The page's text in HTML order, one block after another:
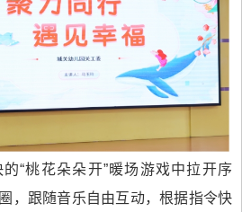
“桃花朵朵开”暖场游戏中拉开序
，跟随音乐自由互动，根据指令快